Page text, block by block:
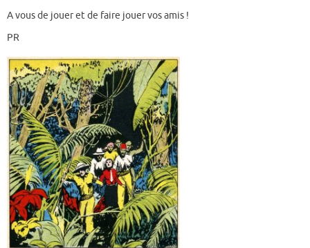
A vous de jouer et de faire jouer vos amis !
PR